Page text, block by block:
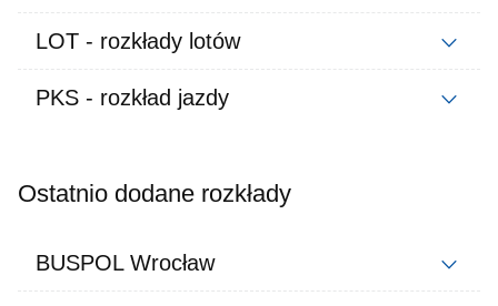
LOT - rozkłady lotów
PKS - rozkład jazdy
Ostatnio dodane rozkłady
BUSPOL Wrocław